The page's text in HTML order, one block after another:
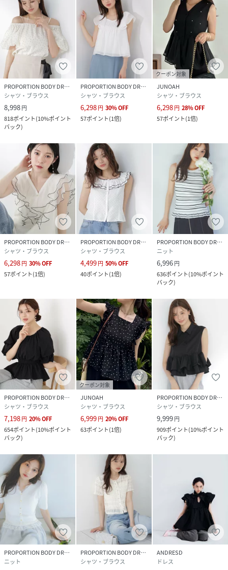
PROPORTION BODY DRESSING
シャツ・ブラウス
8,998円
818ポイント(10%ポイント
バック)
PROPORTION BODY DRESSING
シャツ・ブラウス
6,298円 30%OFF
57ポイント(1倍)
クーポン対象
JUNOAH
シャツ・ブラウス
6,298円 28%OFF
57ポイント(1倍)
PROPORTION BODY DRESSING
シャツ・ブラウス
6,298円 30%OFF
57ポイント(1倍)
PROPORTION BODY DRESSING
シャツ・ブラウス
4,499円 50%OFF
40ポイント(1倍)
PROPORTION BODY DRESSING
ニット
6,996円
636ポイント(10%ポイント
バック)
PROPORTION BODY DRESSING
シャツ・ブラウス
7,198円 20%OFF
654ポイント(10%ポイント
バック)
クーポン対象
JUNOAH
シャツ・ブラウス
6,999円 20%OFF
63ポイント(1倍)
PROPORTION BODY DRESSING
シャツ・ブラウス
9,999円
909ポイント(10%ポイント
バック)
PROPORTION BODY DRESSING
ニット
PROPORTION BODY DRESSING
シャツ・ブラウス
ANDRESD
ドレス